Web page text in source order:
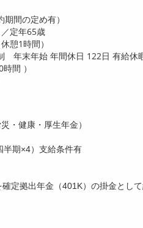
期間の定め有）
定年65歳
休憩1時間）
年末年始 年間休日 122日 有給休
時間 ）
・健康・厚生年金）
期×4）支給条件有
定拠出年金（401K）の掛金とし